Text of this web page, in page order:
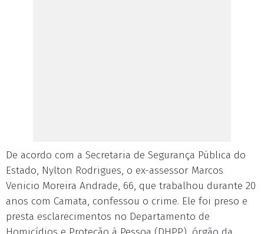
De acordo com a Secretaria de Segurança Pública do
Estado, Nylton Rodrigues, o ex-assessor Marcos
Venicio Moreira Andrade, 66, que trabalhou durante 20
anos com Camata, confessou o crime. Ele foi preso e
presta esclarecimentos no Departamento de